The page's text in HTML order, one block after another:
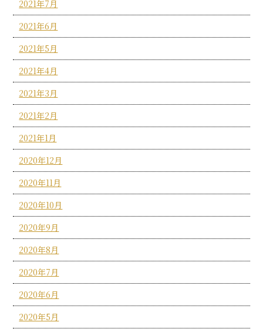
2021年7月
2021年6月
2021年5月
2021年4月
2021年3月
2021年2月
2021年1月
2020年12月
2020年11月
2020年10月
2020年9月
2020年8月
2020年7月
2020年6月
2020年5月